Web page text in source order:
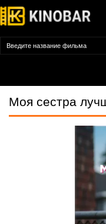
Моя сестра